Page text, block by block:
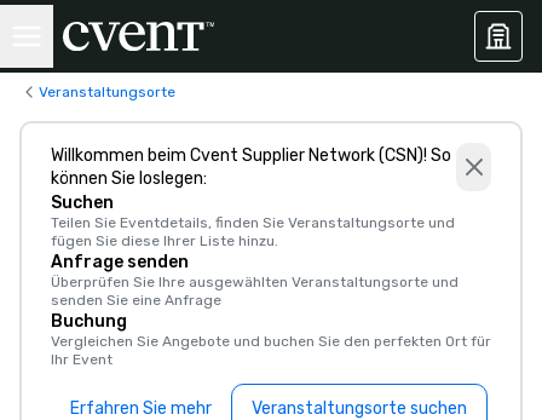
Veranstaltungsorte
Willkommen beim Cvent Supplier Network (CSN)! So
können Sie loslegen:
Suchen
Teilen Sie Eventdetails, finden Sie Veranstaltungsorte und
fügen Sie diese Ihrer Liste hinzu.
Anfrage senden
Überprüfen Sie Ihre ausgewählten Veranstaltungsorte und
senden Sie eine Anfrage
Buchung
Vergleichen Sie Angebote und buchen Sie den perfekten Ort für
Ihr Event
Erfahren Sie mehr Veranstaltungsorte suchen